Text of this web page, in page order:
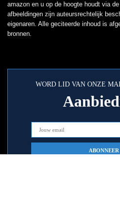
amazon en u op de hoogte houdt via
afbeeldingen zijn auteursrechtelijk
eigenaren. Alle geciteerde inhoud is
bronnen.
WORD LID VAN ONZE